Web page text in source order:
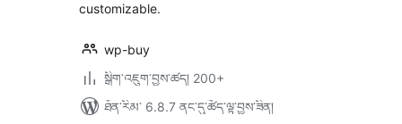
customizable.
wp-buy
སྒྲིག་འཇུག་བྱས་ཚད། 200+
ཐོན་རིམ་ 6.8.7 ནང་དུ་ཚོད་ལྟ་བྱས་ཟིན།